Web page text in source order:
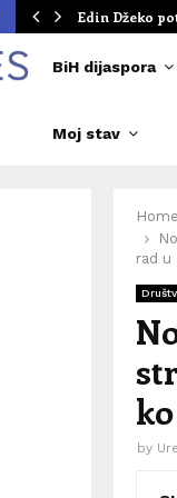
Edin Džeko
BiH dijaspora
Moj stav
Home
rad u
by